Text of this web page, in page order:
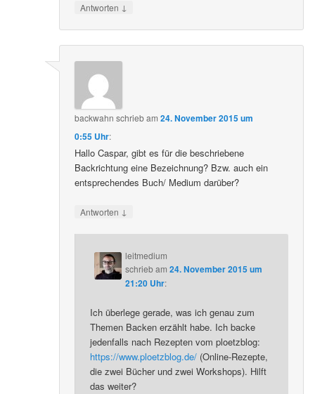
Antworten ↓
backwahn schriebam24. November 2015 um
0:55 Uhr:
Hallo Caspar, gibt es für die beschriebene
Backrichtung eine Bezeichnung? Bzw. auch ein
entsprechendes Buch/ Medium darüber?
Antworten ↓
leitmedium
schriebam24. November 2015 um
21:20 Uhr:
Ich überlege gerade, was ich genau zum
Themen Backen erzählt habe. Ich backe
jedenfalls nach Rezepten vom ploetzblog:
https://www.ploetzblog.de/ (Online-Rezepte,
die zwei Bücher und zwei Workshops). Hilft
das weiter?